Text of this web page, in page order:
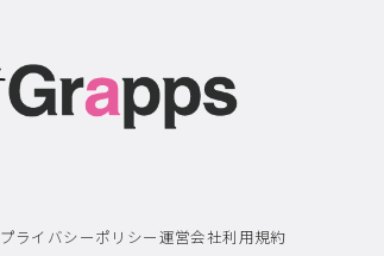
プライバシーポリシー運営会社利用規約